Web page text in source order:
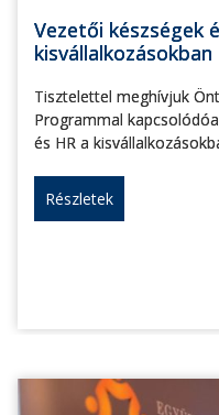
Vezetői készségek
kisvállalkozásokban
Tisztelettel meghívjuk
Programmal
és HR a
Részletek